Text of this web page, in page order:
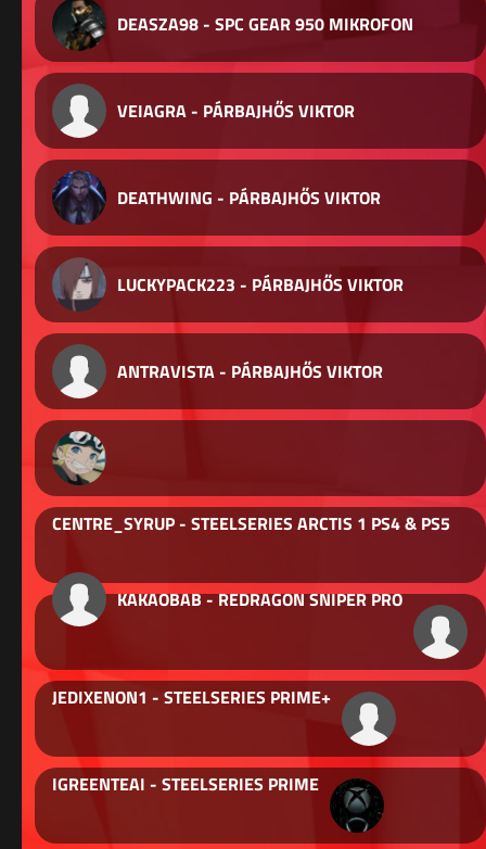
DEASZA98 - SPC GEAR 950 MIKROFON
VEIAGRA - PÁRBAJHŐS VIKTOR
DEATHWING - PÁRBAJHŐS VIKTOR
LUCKYPACK223 - PÁRBAJHŐS VIKTOR
ANTRAVISTA - PÁRBAJHŐS VIKTOR
CENTRE_SYRUP - STEELSERIES ARCTIS 1 PS4 & PS5
KAKAOBAB - REDRAGON SNIPER PRO
JEDIXENON1 - STEELSERIES PRIME+
IGREENTEAI - STEELSERIES PRIME